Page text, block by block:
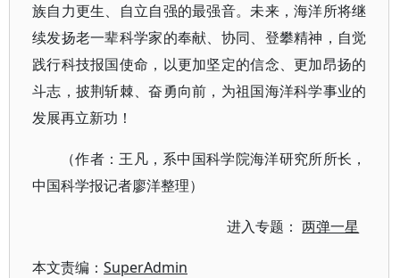
族自力更生、自立自强的最强音。未来，海洋所将继
续发扬老一辈科学家的奉献、协同、登攀精神，自觉
践行科技报国使命，以更加坚定的信念、更加昂扬的
斗志，披荆斩棘、奋勇向前，为祖国海洋科学事业的
发展再立新功！
（作者：王凡，系中国科学院海洋研究所所长，
中国科学报记者廖洋整理）
进入专题：两弹一星
本文责编： SuperAdmin